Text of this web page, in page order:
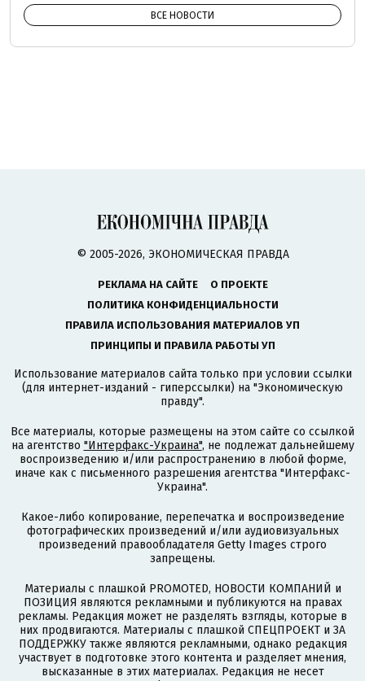
ВСЕ НОВОСТИ
© 2005-2026, ЭКОНОМИЧЕСКАЯ ПРАВДА
РЕКЛАМА НА САЙТЕ
О ПРОЕКТЕ
ПОЛИТИКА КОНФИДЕНЦИАЛЬНОСТИ
ПРАВИЛА ИСПОЛЬЗОВАНИЯ МАТЕРИАЛОВ УП
ПРИНЦИПЫ И ПРАВИЛА РАБОТЫ УП
Использование материалов сайта только при условии ссылки
(для интернет-изданий - гиперссылки) на "Экономическую
правду".
Все материалы, которые размещены на этом сайте со ссылкой
на агентство "Интерфакс-Украина", не подлежат дальнейшему
воспроизведению и/или распространению в любой форме,
иначе как с письменного разрешения агентства "Интерфакс-
Украина".
Какое-либо копирование, перепечатка и воспроизведение
фотографических произведений и/или аудиовизуальных
произведений правообладателя Getty Images строго
запрещены.
Материалы с плашкой PROMOTED, НОВОСТИ КОМПАНИЙ и
ПОЗИЦИЯ являются рекламными и публикуются на правах
рекламы. Редакция может не разделять взгляды, которые в
них продвигаются. Материалы с плашкой СПЕЦПРОЕКТ и ЗА
ПОДДЕРЖКУ также являются рекламными, однако редакция
участвует в подготовке этого контента и разделяет мнения,
высказанные в этих материалах. Редакция не несет